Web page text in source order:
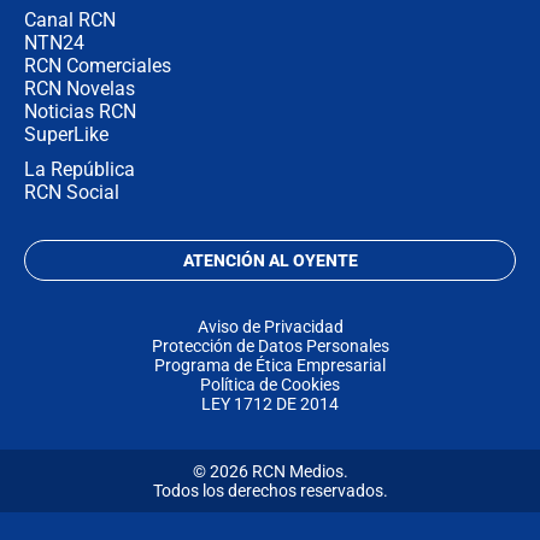
Canal RCN
NTN24
RCN Comerciales
RCN Novelas
Noticias RCN
SuperLike
La República
RCN Social
ATENCIÓN AL OYENTE
Aviso de Privacidad
Protección de Datos Personales
Programa de Ética Empresarial
Política de Cookies
LEY 1712 DE 2014
© 2026 RCN Medios.
Todos los derechos reservados.